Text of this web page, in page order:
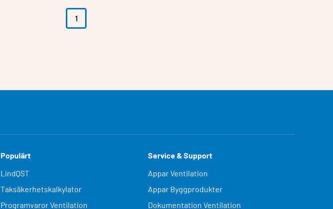
1
Populärt
LindQST
Taksäkerhetskalkylator
Programvaror Ventilation
Service & Support
Appar Ventilation
Appar Byggprodukter
Dokumentation Ventilation